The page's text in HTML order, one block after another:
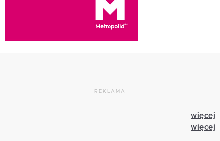
REKLAMA
więcej
więcej